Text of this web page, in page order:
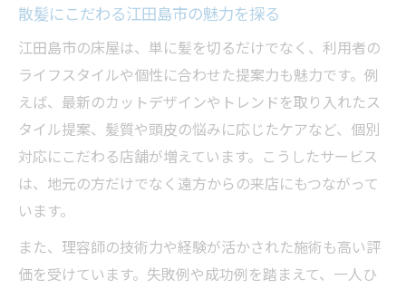
散髪にこだわる江田島市の魅力を探る
江田島市の床屋は、単に髪を切るだけでなく、利用者の
ライフスタイルや個性に合わせた提案力も魅力です。例
えば、最新のカットデザインやトレンドを取り入れたス
タイル提案、髪質や頭皮の悩みに応じたケアなど、個別
対応にこだわる店舗が増えています。こうしたサービス
は、地元の方だけでなく遠方からの来店にもつながって
います。
また、理容師の技術力や経験が活かされた施術も高い評
価を受けています。失敗例や成功例を踏まえて、一人ひ